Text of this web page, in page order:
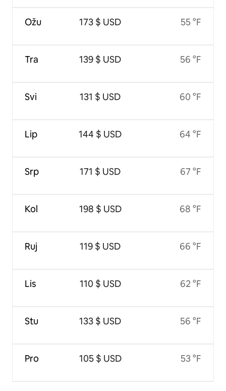
Ožu
Tra
Svi
Lip
Srp
Kol
Ruj
Lis
Stu
Pro
173 $ USD
139 $ USD
131 $ USD
144 $ USD
171 $ USD
198 $ USD
119 $ USD
110 $ USD
133 $ USD
105 $ USD
55 °F
56 °F
60 °F
64 °F
67 °F
68 °F
66 °F
62 °F
56 °F
53 °F